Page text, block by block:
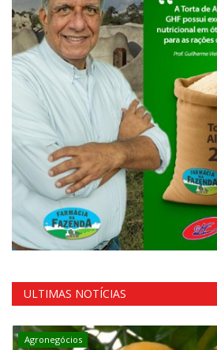
ULTIMAS NOTÍCIAS
Cotações